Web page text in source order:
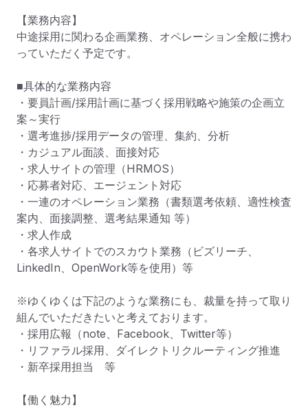
【業務内容】
中途採用に関わる企画業務、オペレーション全般に携わ
っていただく予定です。
■具体的な業務内容
・要員計画/採用計画に基づく採用戦略や施策の企画立
案～実行
・選考進捗/採用データの管理、集約、分析
・カジュアル面談、面接対応
・求人サイトの管理（HRMOS）
・応募者対応、エージェント対応
・一連のオペレーション業務（書類選考依頼、適性検査
案内、面接調整、選考結果通知 等）
・求人作成
・各求人サイトでのスカウト業務（ビズリーチ、
LinkedIn、OpenWork等を使用）等
※ゆくゆくは下記のような業務にも、裁量を持って取り
組んでいただきたいと考えております。
・採用広報（note、Facebook、Twitter等）
・リファラル採用、ダイレクトリクルーティング推進
・新卒採用担当　等
【働く魅力】